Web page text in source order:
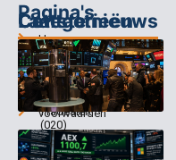
Pagina's
Home
Abonnementen
Dagcommentaar
Tradealert
Organisatie
Categorieën
Columns
Dagcommentaar
Algemene
voorwaarden
Disclaimer
Contact
Keizersgracht
520
1017 EK
Amsterdam
(020)
231
Laatste nieuws